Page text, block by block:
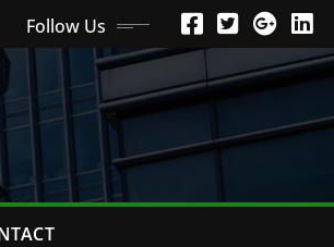
Follow Us